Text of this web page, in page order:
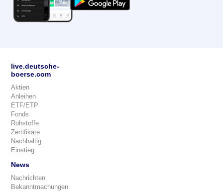
live.deutsche-
boerse.com
Aktien
Anleihen
ETF/ETP
Fonds
Rohstoffe
Zertifikate
Nachhaltig
Einstieg
News
Nachrichten
Bekanntmachungen